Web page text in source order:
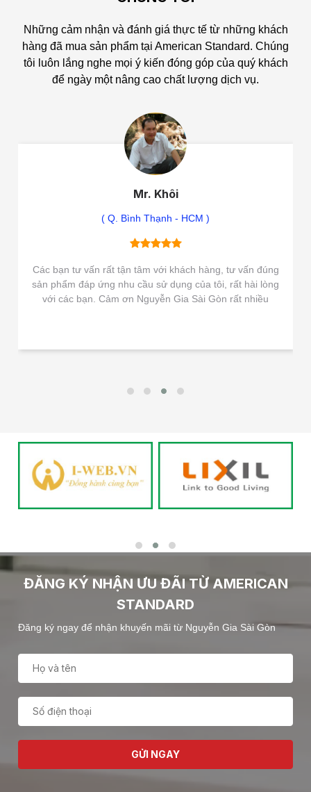
Những cảm nhận và đánh giá thực tế từ những khách
hàng đã mua sản phẩm tại American Standard. Chúng
tôi luôn lắng nghe mọi ý kiến đóng góp của quý khách
để ngày một nâng cao chất lượng dịch vụ.
Mr. Khôi
( Q. Bình Thạnh - HCM )
Các bạn tư vấn rất tận tâm với khách hàng, tư vấn đúng
sản phẩm đáp ứng nhu cầu sử dụng của tôi, rất hài lòng
với các bạn. Cảm ơn Nguyễn Gia Sài Gòn rất nhiều
ĐĂNG KÝ NHẬN ƯU ĐÃI TỪ AMERICAN
STANDARD
Đăng ký ngay để nhận khuyến mãi từ Nguyễn Gia Sài Gòn
GỬI NGAY